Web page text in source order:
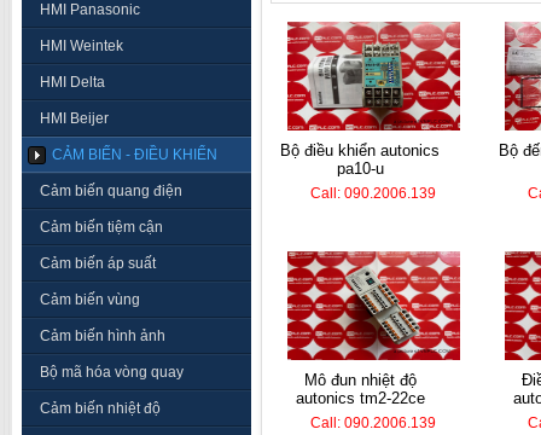
HMI Panasonic
HMI Weintek
HMI Delta
HMI Beijer
CẢM BIẾN - ĐIỀU KHIỂN
Cảm biến quang điện
Cảm biến tiệm cận
Cảm biến áp suất
Cảm biến vùng
Cảm biến hình ảnh
Bộ mã hóa vòng quay
Cảm biến nhiệt độ
bộ điều khiển autonics
pa10-u
Call: 090.2006.139
bộ đếm hanyoung lc7-
mô đun nhiệt độ
autonics tm2-22ce
Call: 090.2006.139
điều khiển nhiệt